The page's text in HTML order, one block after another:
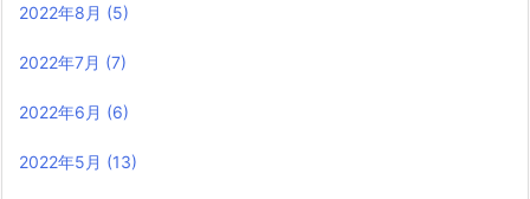
2022年8月 (5)
2022年7月 (7)
2022年6月 (6)
2022年5月 (13)